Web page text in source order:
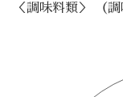
＜調味料類＞ （